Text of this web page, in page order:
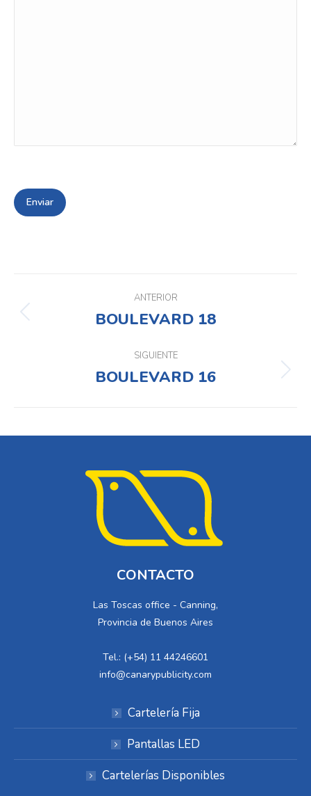
entre
proyectos
ANTERIOR
Proyecto
BOULEVARD 18
SIGUIENTE
Proyecto
BOULEVARD 16
CONTACTO
Las Toscas office - Canning,
Provincia de Buenos Aires
Tel.: (+54) 11 44246601
info@canarypublicity.com
Cartelería Fija
Pantallas LED
Cartelerías Disponibles